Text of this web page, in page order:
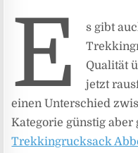
E
s gibt
Qualität
jetzt
einen Unterschied
Kategorie günstig
Trekkingrucksack